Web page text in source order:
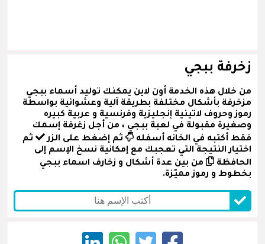
زخرفة ببجي
من خلال هذه الخدمة أون لاين يمكنك توليد أسماء ببجي
مزخرفة بأشكال مختلفة بطريقة آلية وعشوائية بواسطة
رموز وحروف لاتينية إنجليزية وفرنسية و عربية كبيره
وصغيرة مقبولة في لعبة ببجي ، من أجل زغرفة إسمك
فقط أكتبه في الخانه أسفله
ثم إضغط على الزر
ثم
اختيار النتيجة التي تعجبك مع إمكانية نسخ الإسم إلى
الحافظة
من بين عدة أشكال و زخارف اسماء ببجي
بخطوط و رموز مميّزة.